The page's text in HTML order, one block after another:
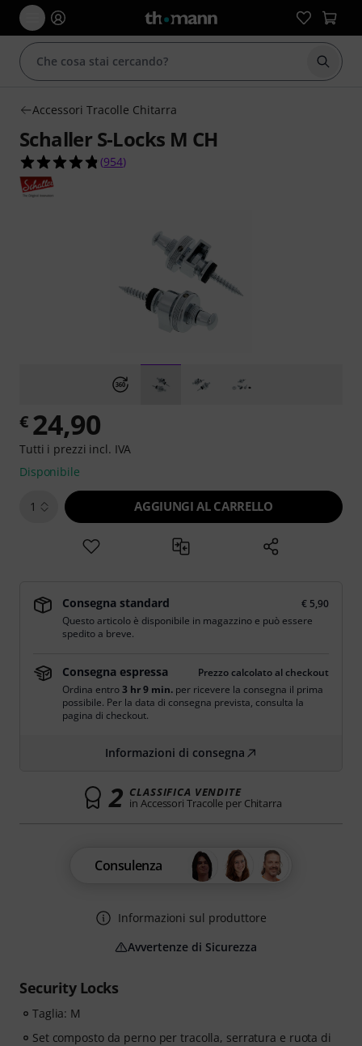
Accessori Tracolle Chitarra
Schaller S-Locks M CH
4.8 su 5 stelle su 954 valutazioni dei clienti
(954)
Security Locks
Taglia: M
Set composto da perno per tracolla, serratura e ruota di
€ 24,90
Tutti i prezzi incl. IVA
Disponibile
1 AGGIUNGI AL CARRELLO
Consegna standard
€ 5,90
Questo articolo è disponibile in magazzino e può essere
spedito a breve.
Consegna espressa
Prezzo calcolato al checkout
Ordina entro3 hr 9 min. per ricevere la consegna il prima
possibile. Per la data di consegna prevista, consulta la
pagina di checkout.
Informazioni di consegna
2 CLASSIFICA VENDITE
in Accessori Tracolle per Chitarra
Consulenza
Informazioni sul produttore
Avvertenze di Sicurezza